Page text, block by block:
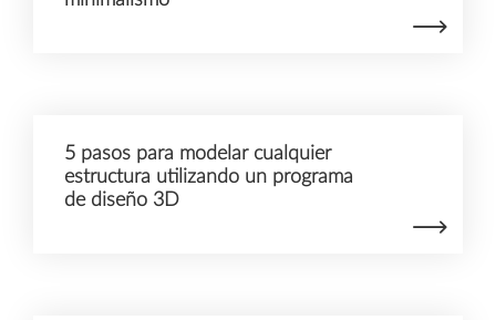
5 pasos para modelar cualquier
estructura utilizando un programa
de diseño 3D